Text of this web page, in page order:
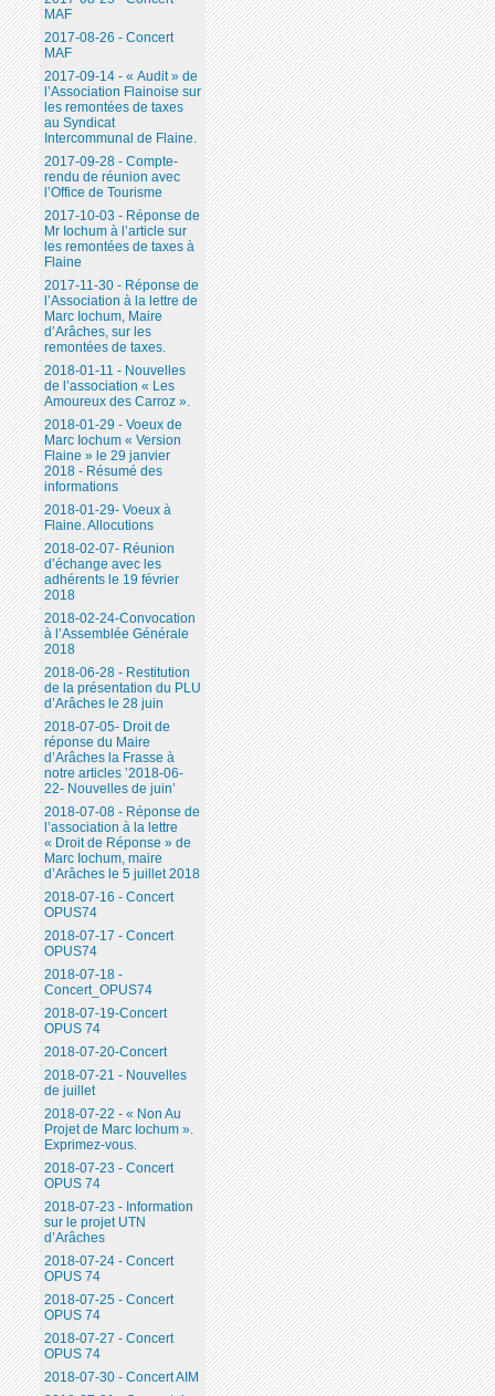
MAF
2017-08-26 - Concert
MAF
2017-09-14 - « Audit » de
l’Association Flainoise sur
les remontées de taxes
au Syndicat
Intercommunal de Flaine.
2017-09-28 - Compte-
rendu de réunion avec
l’Office de Tourisme
2017-10-03 - Réponse de
Mr Iochum à l’article sur
les remontées de taxes à
Flaine
2017-11-30 - Réponse de
l’Association à la lettre de
Marc Iochum, Maire
d’Arâches, sur les
remontées de taxes.
2018-01-11 - Nouvelles
de l’association « Les
Amoureux des Carroz ».
2018-01-29 - Voeux de
Marc Iochum « Version
Flaine » le 29 janvier
2018 - Résumé des
informations
2018-01-29- Voeux à
Flaine. Allocutions
2018-02-07- Réunion
d’échange avec les
adhérents le 19 février
2018
2018-02-24-Convocation
à l’Assemblée Générale
2018
2018-06-28 - Restitution
de la présentation du PLU
d’Arâches le 28 juin
2018-07-05- Droit de
réponse du Maire
d’Arâches la Frasse à
notre articles ’2018-06-
22- Nouvelles de juin’
2018-07-08 - Réponse de
l’association à la lettre
« Droit de Réponse » de
Marc Iochum, maire
d’Arâches le 5 juillet 2018
2018-07-16 - Concert
OPUS74
2018-07-17 - Concert
OPUS74
2018-07-18 -
Concert_OPUS74
2018-07-19-Concert
OPUS 74
2018-07-20-Concert
2018-07-21 - Nouvelles
de juillet
2018-07-22 - « Non Au
Projet de Marc Iochum ».
Exprimez-vous.
2018-07-23 - Concert
OPUS 74
2018-07-23 - Information
sur le projet UTN
d’Arâches
2018-07-24 - Concert
OPUS 74
2018-07-25 - Concert
OPUS 74
2018-07-27 - Concert
OPUS 74
2018-07-30 - Concert AIM